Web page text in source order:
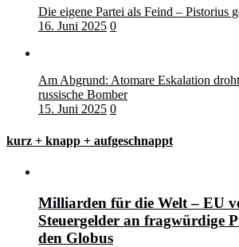
Die eigene Partei als Feind – Pistorius
16. Juni 2025 0
Am Abgrund: Atomare Eskalation
russische Bomber
15. Juni 2025 0
kurz + knapp + aufgeschnappt
Milliarden für die Welt – EU
Steuergelder an fragwürdige
den Globus